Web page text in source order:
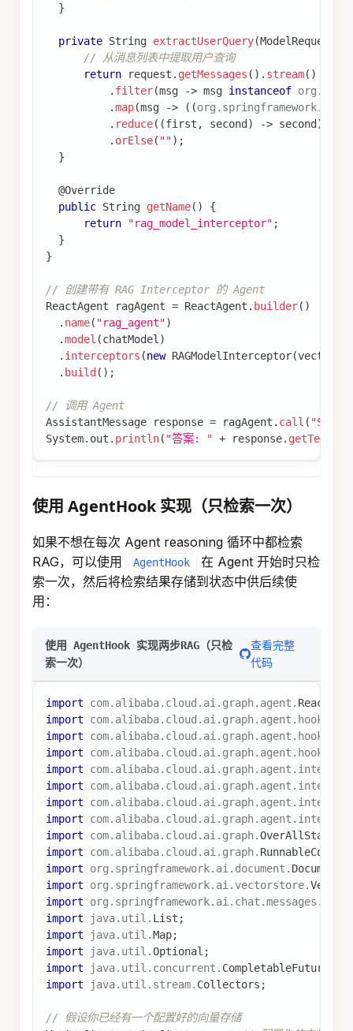
}
private String extractUserQuery(ModelRequest
// 从消息列表中提取用户查询
return request . getMessages ( ) . stream( )
. filter(msg -> msg instanceof org .
.map(msg -> ( (org . springframework.
. reduce( (first , second) -> second)
. orElse( "") ;
}
@Override
public String getName( )
{
return
"rag_model_interceptor" ;
}
}
// 创建带有 RAG Interceptor 的 Agent
ReactAgent ragAgent = ReactAgent . builder( )
. name( "rag_agent")
.model (chatModel )
. interceptors (new RAGModelInterceptor(
. build( ) ;
// 调用 Agent
AssistantMessage response = ragAgent . call (
System. out . println( "答案: " + response. getText
使用 AgentHook 实现（只检索一次）
如果不想在每次 Agent reasoning 循环中都检索
RAG，可以使用
AgentHook
在 Agent 开始时只检
索一次，然后将检索结果存储到状态中供后续使
用：
使用 AgentHook 实现两步RAG（只检
索一次）
查看完整
代码
import com. alibaba. cloud . ai . graph. agent .
import
com. alibaba. cloud . ai . graph. agent . hook
import
com. alibaba. cloud . ai . graph. agent . hook
import
com. alibaba. cloud . ai . graph. agent . hook
import
com. alibaba. cloud . ai . graph. agent .
import
com. alibaba. cloud . ai . graph. agent .
import
com. alibaba. cloud . ai . graph. agent .
import
com. alibaba. cloud . ai . graph. agent .
import
com. alibaba. cloud . ai . graph.OverAllState
import
com. alibaba. cloud . ai . graph. RunnableConfig
import
org . springframework. ai . document . Document
import
org . springframework. ai . vectorstore.
import
org . springframework. ai . chat .messages .
import
java. util . List ;
import
java. util .Map;
import
java. util .Optional ;
import
java. util . concurrent . CompletableFuture
import
java. util . stream. Collectors ;
// 假设你已经有一个配置好的向量存储